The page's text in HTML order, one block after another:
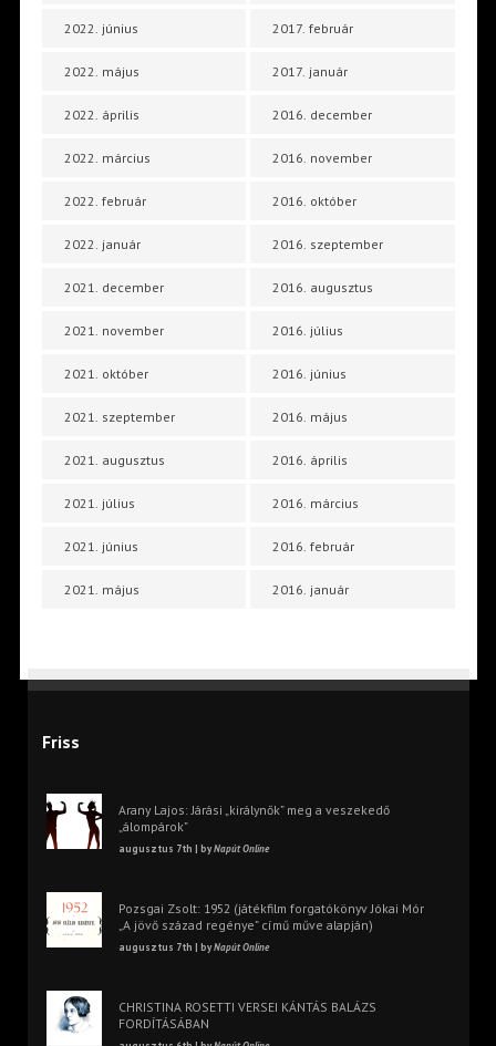
2022. június
2022. május
2022. április
2022. március
2022. február
2022. január
2021. december
2021. november
2021. október
2021. szeptember
2021. augusztus
2021. július
2021. június
2021. május
2017. február
2017. január
2016. december
2016. november
2016. október
2016. szeptember
2016. augusztus
2016. július
2016. június
2016. május
2016. április
2016. március
2016. február
2016. január
Friss
Arany Lajos: Járási „királynők” meg a veszekedő
„álompárok”
augusztus 7th | byNapút Online
Pozsgai Zsolt: 1952 (játékfilm forgatókönyv Jókai Mór
„A jövő század regénye” című műve alapján)
augusztus 7th | byNapút Online
CHRISTINA ROSETTI VERSEI KÁNTÁS BALÁZS
FORDÍTÁSÁBAN